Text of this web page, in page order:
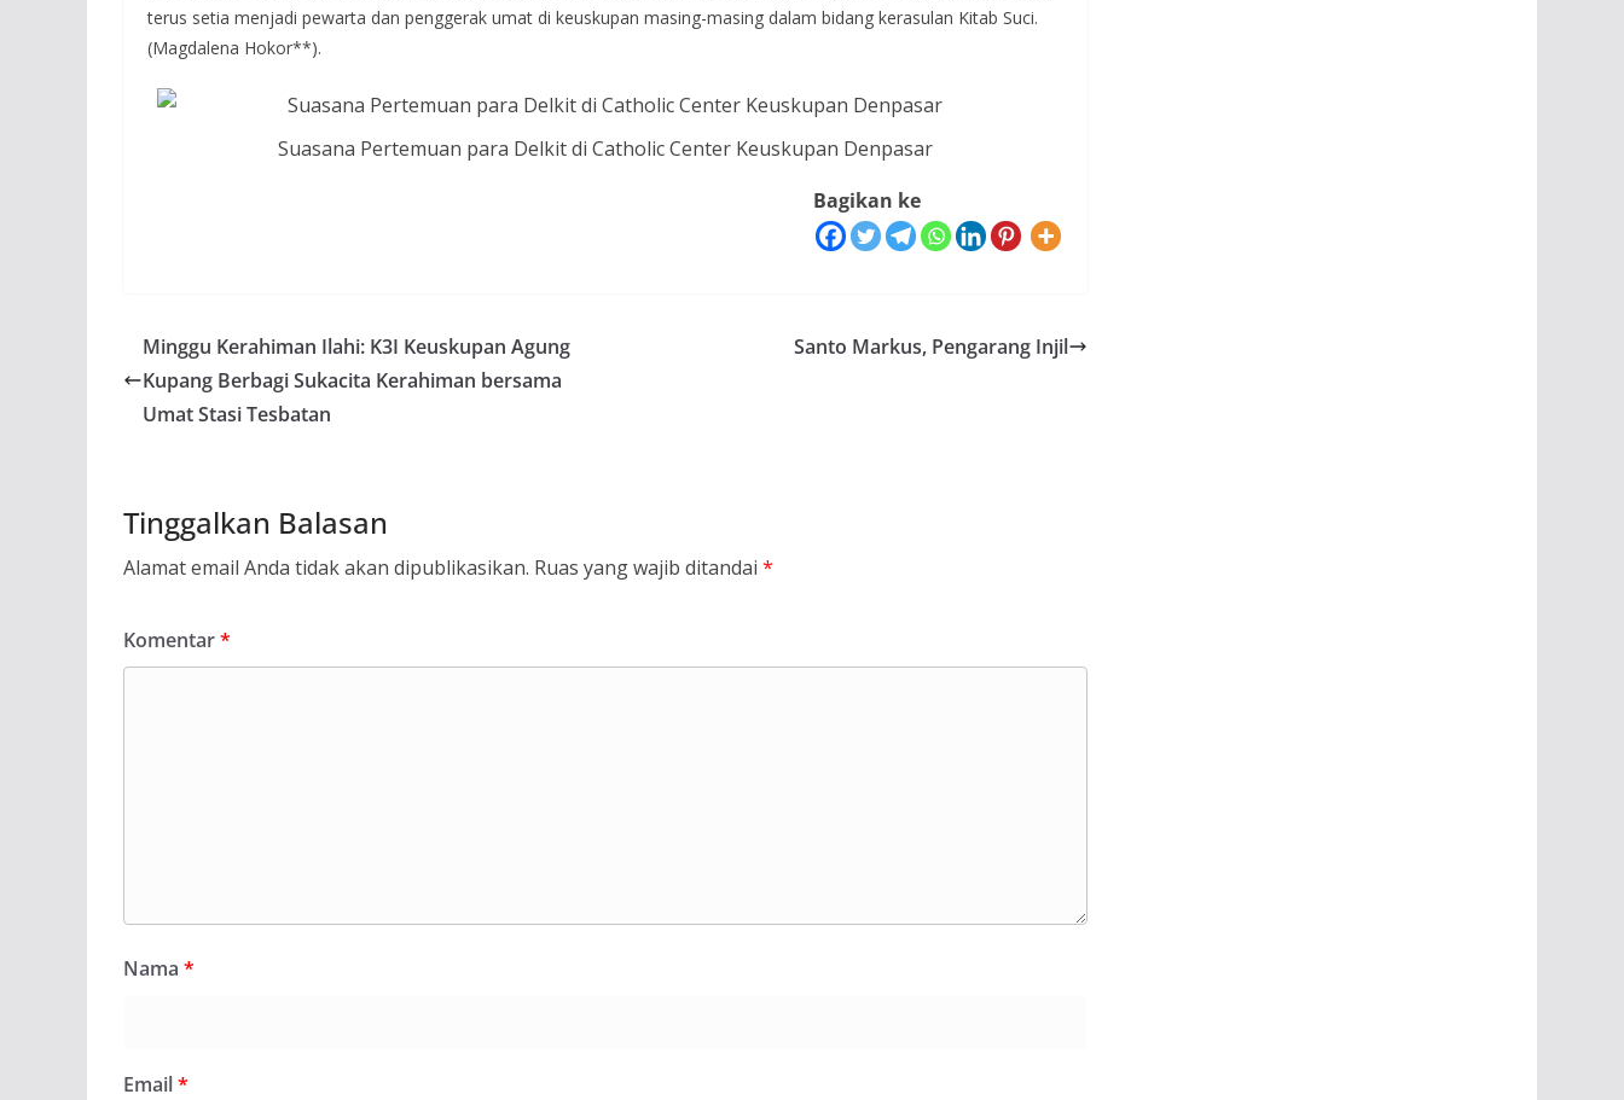
terus setia menjadi pewarta dan penggerak umat di keuskupan masing-masing dalam bidang kerasulan Kitab Suci.
(Magdalena Hokor**).
Suasana Pertemuan para Delkit di Catholic Center Keuskupan Denpasar
Bagikan ke
Minggu Kerahiman Ilahi: K3I Keuskupan Agung
Kupang Berbagi Sukacita Kerahiman bersama
Umat Stasi Tesbatan
Santo Markus, Pengarang Injil
Tinggalkan Balasan
Alamat email Anda tidak akan dipublikasikan. Ruas yang wajib ditandai *
Komentar*
Nama *
Email*